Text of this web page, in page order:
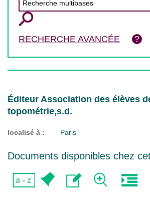
RECHERCHE AVANCÉE
Éditeur Association des élèves
topométrie,s.d.
localisé à : Paris
Documents disponibles chez